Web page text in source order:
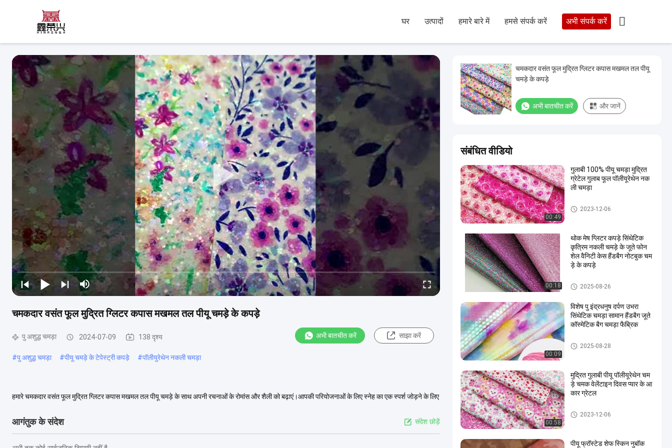
घर उत्पादों हमारे बारे में हमसे संपर्क करें अभी संपर्क करें 
चमकदार वसंत फूल मुद्रित ग्लिटर कपास मखमल तल पीयू चमड़े के कपड़े
पु अशुद्ध चमड़ा 2024-07-09 138 दृश्य अभी बातचीत करें साझा करें
#पु अशुद्ध चमड़ा #पीयू चमड़े के टेपेस्ट्री कपड़े #पॉलीयुरेथेन नकली चमड़ा
हमारे चमकदार वसंत फूल मुद्रित ग्लिटर कपास मखमल तल पीयू चमड़े के साथ अपनी रचनाओं के रोमांस और शैली को बढ़ाएं।आपकी परियोजनाओं के लिए स्नेह का एक स्पर्श जोड़ने के लिए
आगंतुक के संदेश संदेश छोड़ें
चमकदार वसंत फूल मुद्रित ग्लिटर कपास मखमल तल पीयू
चमड़े के कपड़े
अभी बातचीत करें और जानें
संबंधित वीडियो
00:49
गुलाबी 100% पीयू चमड़ा मुद्रित
ग्रेटेल गुलाब फूल पॉलीयूरेथेन नक
ली चमड़ा
Glitter PU Leather
2023-12-06
00:18
थोक मेष ग्लिटर कपड़े सिंथेटिक
कृत्रिम नकली चमड़े के जूते फोन
शेल वैनिटी केस हैंडबैग नोटबुक चम
ड़े के कपड़े
Glitter PU Leather
2025-08-26
00:09
विशेष पु इंद्रधनुष दर्पण उभरा
सिंथेटिक चमड़ा सामान हैंडबैग जूते
कॉस्मेटिक बैग चमड़ा फैब्रिक
Glitter PU Leather
2025-08-28
00:58
मुद्रित गुलाबी पीयू पॉलीयूरेथेन चम
ड़े चमक वेलेंटाइन दिवस प्यार के आ
कार ग्रेटल
Glitter PU Leather
2023-12-06
पीयू फ्रॉस्टेड शेफ स्किन नुबॉक